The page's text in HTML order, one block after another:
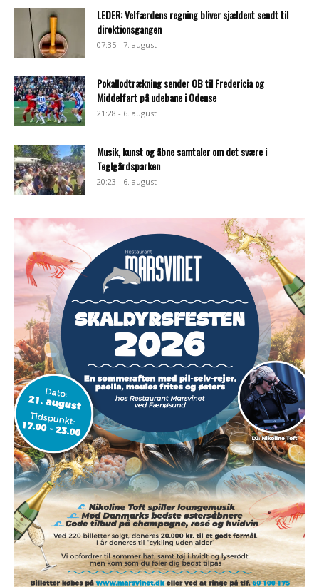
LEDER: Velfærdens regning bliver sjældent sendt til
direktionsgangen
07:35 - 7. august
Pokallodtrækning sender OB til Fredericia og
Middelfart på udebane i Odense
21:28 - 6. august
Musik, kunst og åbne samtaler om det svære i
Teglgårdsparken
20:23 - 6. august